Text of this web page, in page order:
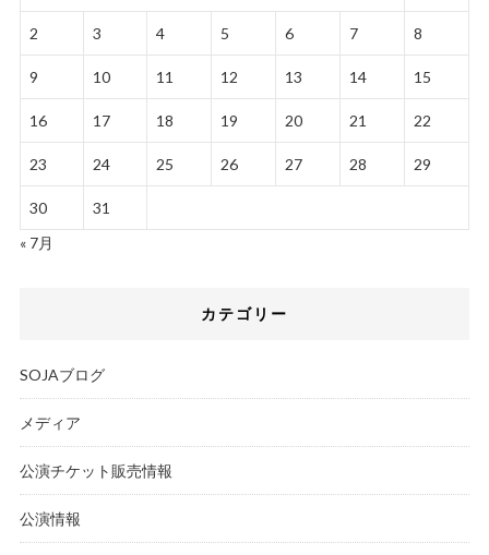
2 3 4 5 6 7 8
9 10 11 12 13 14 15
16 17 18 19 20 21 22
23 24 25 26 27 28 29
30
31
« 7月
カテゴリー
SOJAブログ
メディア
公演チケット販売情報
公演情報